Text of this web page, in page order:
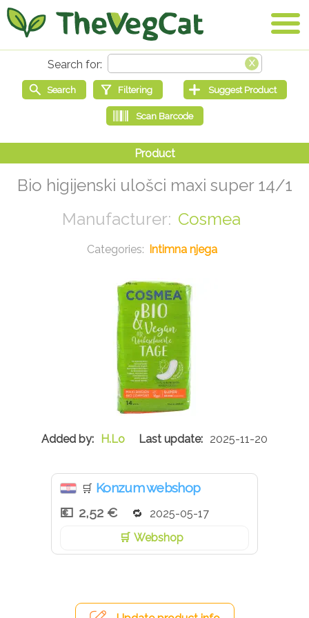
Bio higijenski ulošci maxi super 14/1
Cosmea
Intimna njega
H.Lo 2025-11-20
🛒 Konzum webshop
2,52 €
2025-05-17
Webshop